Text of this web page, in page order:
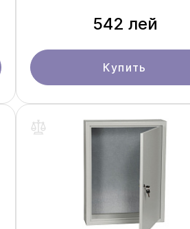
542 лей
Купить